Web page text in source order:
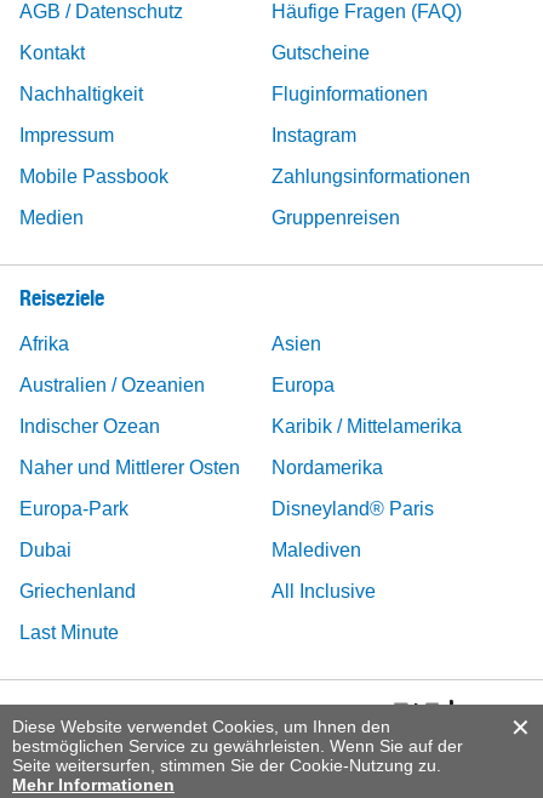
Diese Website verwendet Cookies, um Ihnen den
bestmöglichen Service zu gewährleisten. Wenn Sie auf der
Seite weitersurfen, stimmen Sie der Cookie-Nutzung zu.
Mehr Informationen
AGB / Datenschutz
Häufige Fragen (FAQ)
Kontakt
Gutscheine
Nachhaltigkeit
Fluginformationen
Impressum
Instagram
Mobile Passbook
Zahlungsinformationen
Medien
Gruppenreisen
Reiseziele
Afrika
Asien
Australien / Ozeanien
Europa
Indischer Ozean
Karibik / Mittelamerika
Naher und Mittlerer Osten
Nordamerika
Europa-Park
Disneyland® Paris
Dubai
Malediven
Griechenland
All Inclusive
Last Minute
© 2026 Migros Ferien, DERTOUR Suisse AG